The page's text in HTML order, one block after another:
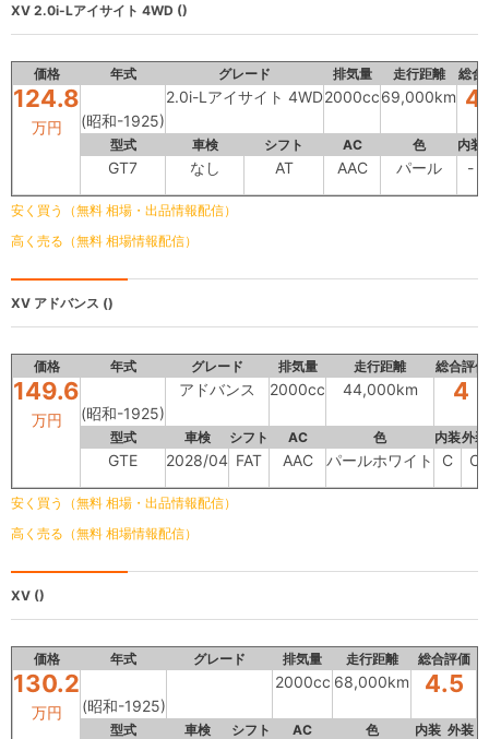
XV 2.0i-Lアイサイト 4WD ()
価格 年式 グレード 排気量 走行距離 総合
124.8
万円 (昭和-1925)
2.0i-Lアイサイト 4WD2000cc69,000km
型式 車検 シフト AC 色 内装
GT7 なし AT AAC パール -
安く買う（無料 相場・出品情報配信）
高く売る（無料 相場情報配信）
XV アドバンス ()
価格 年式 グレード 排気量 走行距離 総合評価
149.6
万円 (昭和-1925)
アドバンス 2000cc 44,000km 4
型式 車検 シフト AC 色 内装外装
GTE 2028/04 FAT AAC パールホワイト C C
安く買う（無料 相場・出品情報配信）
高く売る（無料 相場情報配信）
XV ()
価格 年式 グレード 排気量 走行距離 総合評価
130.2
万円 (昭和-1925)
2000cc 68,000km 4.5
型式 車検 シフト AC 色 内装 外装